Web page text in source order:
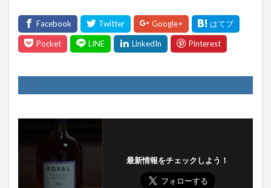
最新情報をチェックしよう！